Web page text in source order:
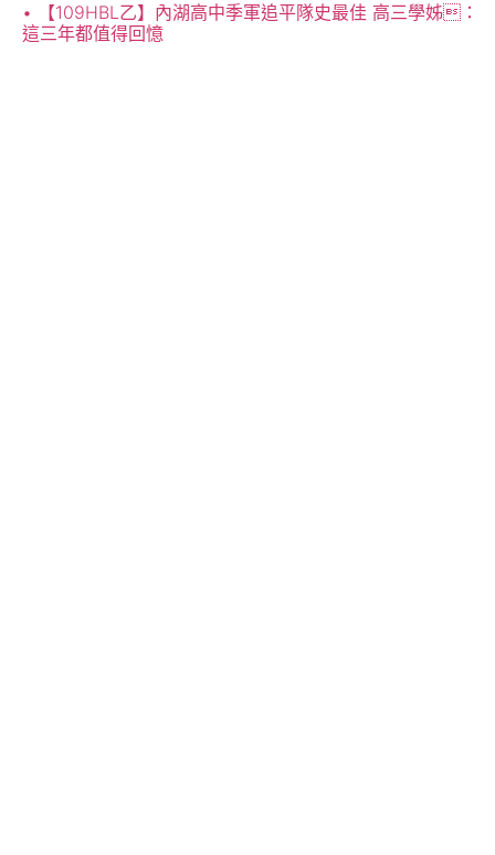
【109HBL乙】內湖高中季軍追平隊史最佳 高三學姊：
這三年都值得回憶